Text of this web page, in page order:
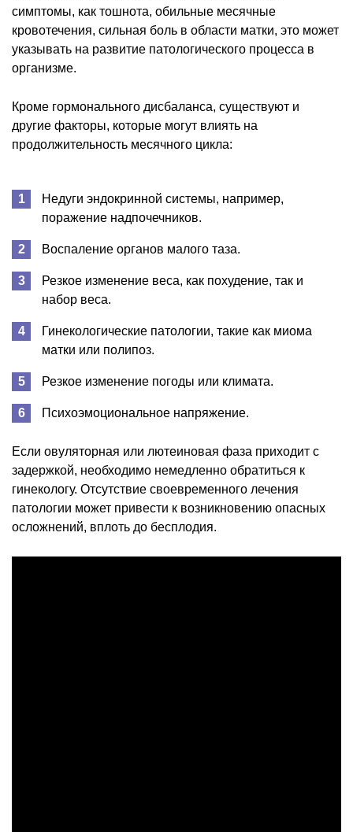
симптомы, как тошнота, обильные месячные
кровотечения, сильная боль в области матки, это может
указывать на развитие патологического процесса в
организме.
Кроме гормонального дисбаланса, существуют и
другие факторы, которые могут влиять на
продолжительность месячного цикла:
Недуги эндокринной системы, например,
поражение надпочечников.
Воспаление органов малого таза.
Резкое изменение веса, как похудение, так и
набор веса.
Гинекологические патологии, такие как миома
матки или полипоз.
Резкое изменение погоды или климата.
Психоэмоциональное напряжение.
Если овуляторная или лютеиновая фаза приходит с
задержкой, необходимо немедленно обратиться к
гинекологу. Отсутствие своевременного лечения
патологии может привести к возникновению опасных
осложнений, вплоть до бесплодия.